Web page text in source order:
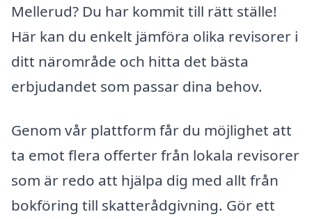
Mellerud? Du har kommit till rätt ställe!
Här kan du enkelt jämföra olika revisorer i
ditt närområde och hitta det bästa
erbjudandet som passar dina behov.
Genom vår plattform får du möjlighet att
ta emot flera offerter från lokala revisorer
som är redo att hjälpa dig med allt från
bokföring till skatterådgivning. Gör ett